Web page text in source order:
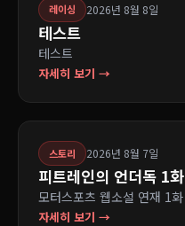
레이싱 2026년 8월 8일
테스트
테스트
자세히 보기 →
스토리 2026년 8월 7일
피트레인의 언더독 1화
모터스포츠 웹소설 연재 1화
자세히 보기 →